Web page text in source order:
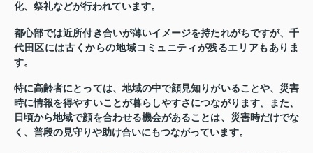
化、祭礼などが行われています。
都心部では近所付き合いが薄いイメージを持たれがちですが、千
代田区には古くからの地域コミュニティが残るエリアもありま
す。
特に高齢者にとっては、地域の中で顔見知りがいることや、災害
時に情報を得やすいことが暮らしやすさにつながります。また、
日頃から地域で顔を合わせる機会があることは、災害時だけでな
く、普段の見守りや助け合いにもつながっています。